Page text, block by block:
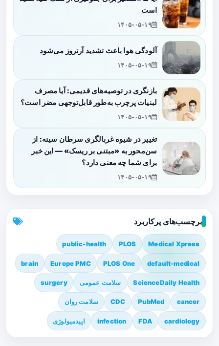
است
۱۴۰۵-۰۵-۱۹
آلودگی هوا باعث تشدید آرتروز می‌شود
۱۴۰۵-۰۵-۱۹
بازنگری در توصیه‌های قدیمی: آیا مصرف
لبنیات پرچرب به‌طور قابل‌توجهی مضر است؟
۱۴۰۵-۰۵-۱۹
تغییر در شیوه غربالگری سرطان سینه: از
سن‌محور به «مبتنی بر ریسک» — این خبر
برای شما چه معنی دارد؟
۱۴۰۵-۰۵-۱۹
برچسب‌های پرکاربرد
Medical Xpress
PLOS
public-health
default-medical
PLOS One
Europe PMC
brain
ScienceDaily Health سلامت عمومی surgery
cancer
PubMed
CDC سلامت روان
cardiology
FDA
infection اپیدمیولوژی